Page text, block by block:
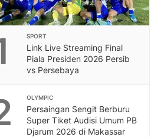
SPORT
Link Live Streaming Final
Piala Presiden 2026 Persib
vs Persebaya
OLYMPIC
Persaingan Sengit Berburu
Super Tiket Audisi Umum PB
Djarum 2026 di Makassar